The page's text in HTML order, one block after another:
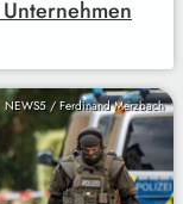
NEWS5 / Ferdinand Merzbach